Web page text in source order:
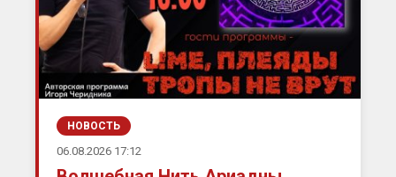
НОВОСТЬ
06.08.2026 17:12